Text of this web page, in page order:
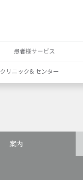
患者様サービス
クリニック& センター
案内